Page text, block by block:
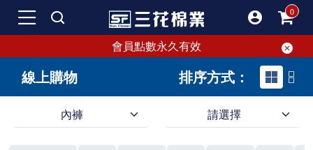
會員點數永久有效
線上購物 排序方式：
內褲 請選擇